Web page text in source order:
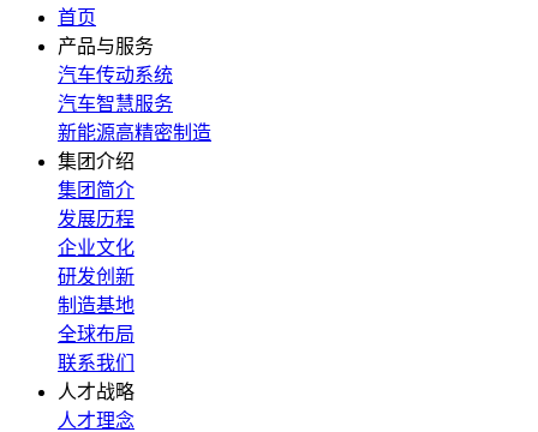
首页
产品与服务
汽车传动系统
汽车智慧服务
新能源高精密制造
集团介绍
集团简介
发展历程
企业文化
研发创新
制造基地
全球布局
联系我们
人才战略
人才理念